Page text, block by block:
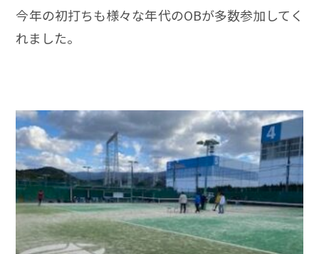
今年の初打ちも様々な年代のOBが多数参加してく
れました。